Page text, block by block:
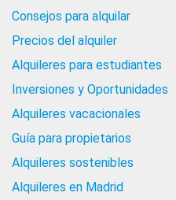
Consejos para alquilar
Precios del alquiler
Alquileres para estudiantes
Inversiones y Oportunidades
Alquileres vacacionales
Guía para propietarios
Alquileres sostenibles
Alquileres en Madrid